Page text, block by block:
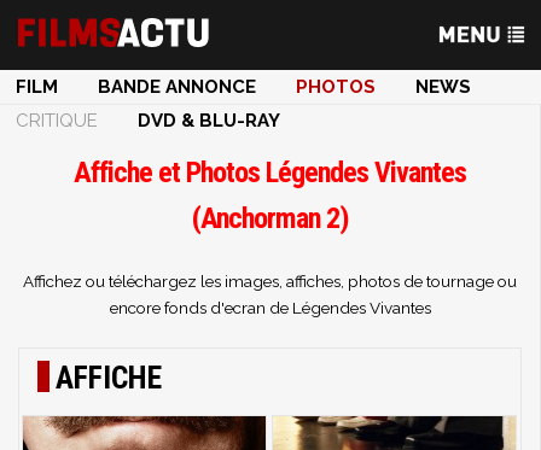
FILM BANDE ANNONCE PHOTOS
NEWS
CRITIQUE
DVD & BLU-RAY
Affiche et Photos Légendes Vivantes
(Anchorman 2)
Affichez ou téléchargez les images, affiches, photos de tournage ou
encore fonds d'ecran de Légendes Vivantes
AFFICHE